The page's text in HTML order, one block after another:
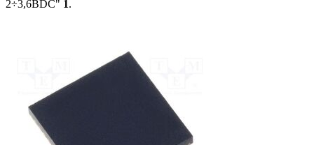
2÷3,6ВDC" 1.